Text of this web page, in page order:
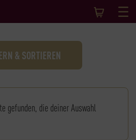
& SORTIEREN
gefunden, die deiner Auswahl